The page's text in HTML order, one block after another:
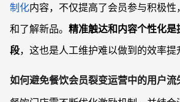
制化内容，不仅提高了会员参与积极
和了解新品。 精准触达和内容个性化
段，这也是人工维护难以做到的效率提
如何避免餐饮会员裂变运营中的用户流